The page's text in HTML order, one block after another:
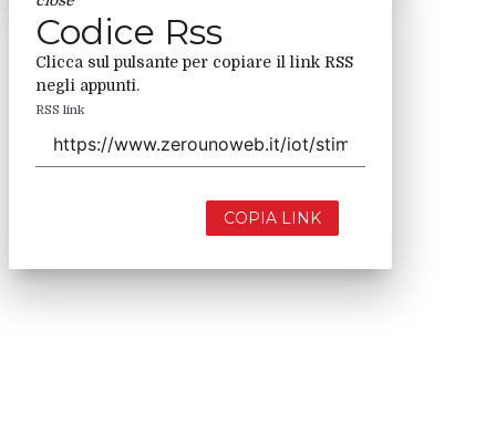
Codice Rss
Clicca sul pulsante per copiare il link RSS
negli appunti.
RSS link
COPIA LINK